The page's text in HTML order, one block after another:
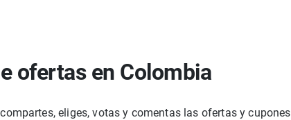
ofertas en Colombia
eliges, votas y comentas las ofertas y cupones